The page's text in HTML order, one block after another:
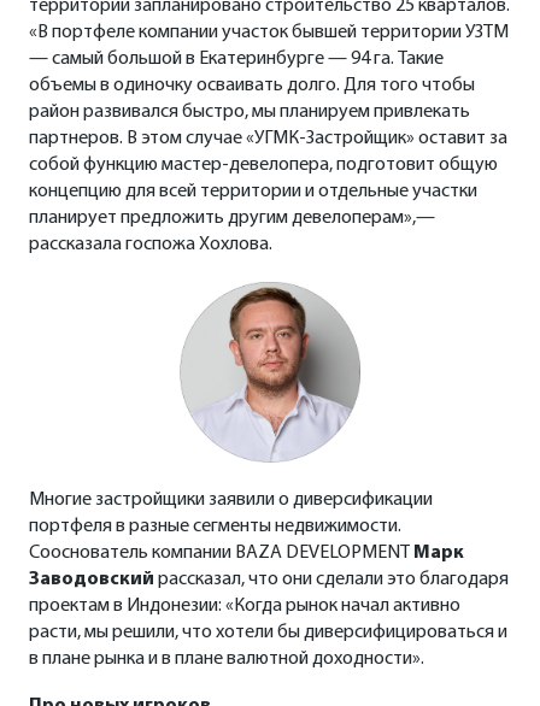
территории запланировано строительство 25 кварталов.
«В портфеле компании участок бывшей территории УЗТМ
— самый большой в Екатеринбурге — 94 га. Такие
объемы в одиночку осваивать долго. Для того чтобы
район развивался быстро, мы планируем привлекать
партнеров. В этом случае «УГМК-Застройщик» оставит за
собой функцию мастер-девелопера, подготовит общую
концепцию для всей территории и отдельные участки
планирует предложить другим девелоперам»,—
рассказала госпожа Хохлова.
Многие застройщики заявили о диверсификации
портфеля в разные сегменты недвижимости.
Сооснователь компании BAZA DEVELOPMENT
Марк
Заводовский рассказал, что они сделали это благодаря
проектам в Индонезии: «Когда рынок начал активно
расти, мы решили, что хотели бы диверсифицироваться и
в плане рынка и в плане валютной доходности».